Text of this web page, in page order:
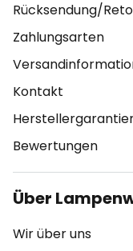
Rücksendung/
Zahlungsarten
Kontakt
Bewertungen
Über
Wir über uns